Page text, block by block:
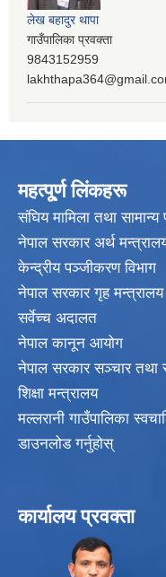
लेख बहादुर थापा
गाउँपालिका प्रवक्ता
9843152959
महत्पू्र्ण लिंकहरू
संघिय मामिला तथा
नेपाल सरकार अर्थ
केन्द्रीय पञ्जीकरण विभाग
नेपाल सरकार गृह मन्त्रालय
सर्वेच्च अदालत
नेपाल कानून आयोग
नेपाल सरकार सञ्चार तथा
शिक्षा मन्त्रालय
मल्लरानी गाउँपालिका
डाउनलोड गर्नुहोस्
कार्यालय प्रवक्ता